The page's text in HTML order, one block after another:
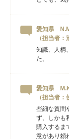
愛知県
（担当者
知識、人柄
た。
愛知県
（担当者
些細な質問
ず、しかも
購入するま
意があり頼